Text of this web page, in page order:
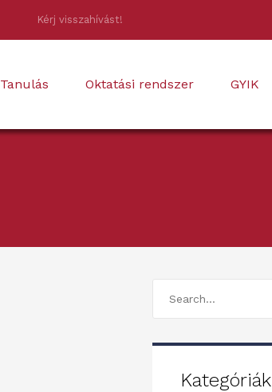
Kérj visszahívást!
Tanulás Oktatási rendszer GYIK
Kategóriák